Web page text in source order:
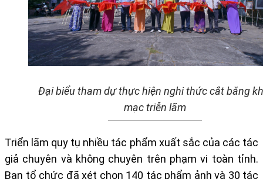
Đại biểu tham dự thực hiện nghi thức cắt băng
mạc triễn lãm
Triển lãm quy tụ nhiều tác phẩm xuất sắc của các tác
giả chuyên và không chuyên trên phạm vi toàn tỉnh.
Ban tổ chức đã xét chọn 140 tác phẩm ảnh và 30 tác